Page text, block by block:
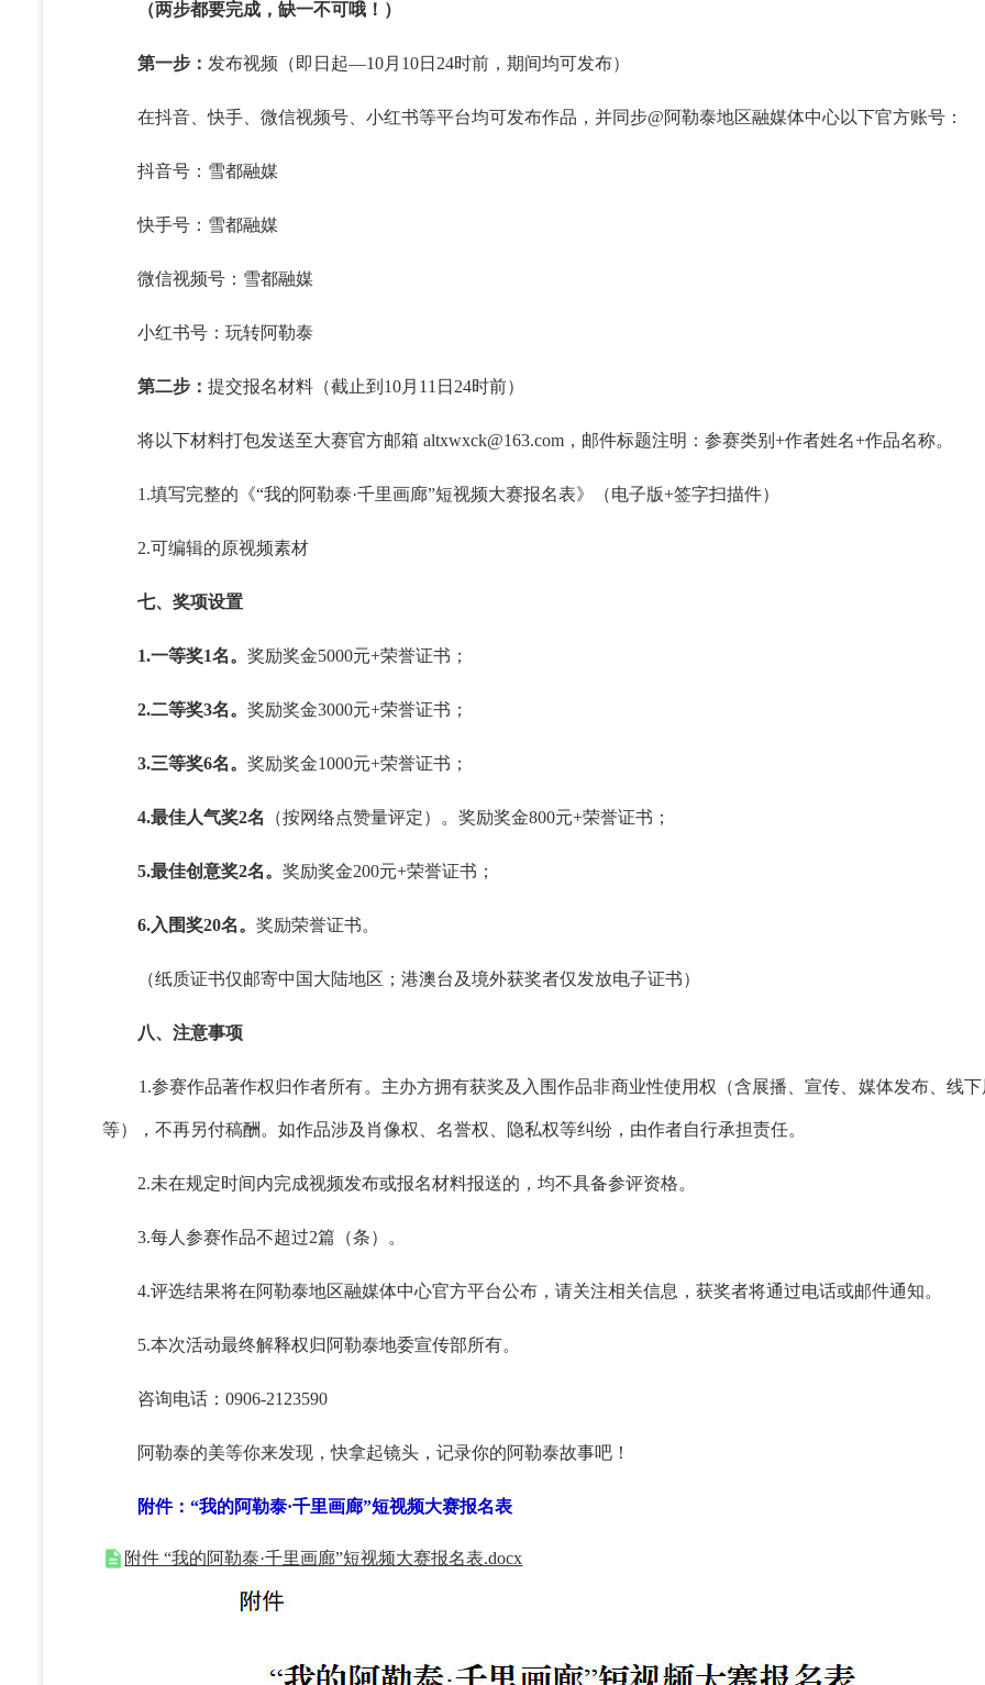
（两步都要完成，缺一不可哦！）
第一步： 发布视频（即日起—10月10日24时前，期间均可发布）
在抖音、快手、微信视频号、小红书等平台均可发布作品，并同步@阿勒泰地区融媒体中心以下官方账号：
抖音号：雪都融媒
快手号：雪都融媒
微信视频号：雪都融媒
小红书号：玩转阿勒泰
第二步：提交报名材料（截止到10月11日24时前）
将以下材料打包发送至大赛官方邮箱 altxwxck@163.com，邮件标题注明：参赛类别+作者姓名+作品名称。
1.填写完整的《“我的阿勒泰·千里画廊”短视频大赛报名表》（电子版+签字扫描件）
2.可编辑的原视频素材
七、奖项设置
1.一等奖1名。奖励奖金5000元+荣誉证书；
2.二等奖3名。奖励奖金3000元+荣誉证书；
3.三等奖6名。奖励奖金1000元+荣誉证书；
4.最佳人气奖2名 （按网络点赞量评定）。奖励奖金800元+荣誉证书；
5.最佳创意奖2名。奖励奖金200元+荣誉证书；
6.入围奖20名。奖励荣誉证书。
（纸质证书仅邮寄中国大陆地区；港澳台及境外获奖者仅发放电子证书）
八、注意事项
1.参赛作品著作权归作者所有。主办方拥有获奖及入围作品非商业性使用权（含展播、宣传、媒体发布、线下
等），不再另付稿酬。如作品涉及肖像权、名誉权、隐私权等纠纷，由作者自行承担责任。
2.未在规定时间内完成视频发布或报名材料报送的，均不具备参评资格。
3.每人参赛作品不超过2篇（条）。
4.评选结果将在阿勒泰地区融媒体中心官方平台公布，请关注相关信息，获奖者将通过电话或邮件通知。
5.本次活动最终解释权归阿勒泰地委宣传部所有。
咨询电话：0906-2123590
阿勒泰的美等你来发现，快拿起镜头，记录你的阿勒泰故事吧！
附件：“我的阿勒泰·千里画廊”短视频大赛报名表
附件 “我的阿勒泰·千里画廊”短视频大赛报名表.docx